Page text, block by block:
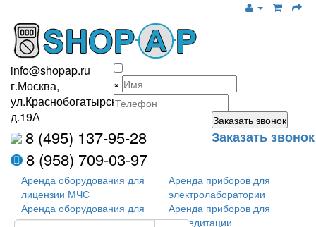
info@shopap.ru
г.Москва,
ул.Краснобогатырская,
д.19А
8 (495) 137-95-28
8 (958) 709-03-97
×
Заказать звонок
Аренда оборудования для
лицензии МЧС
Аренда приборов для
электролаборатории
Аренда оборудования для
обслуживания мед. тех.
Аренда приборов для
аккредитации